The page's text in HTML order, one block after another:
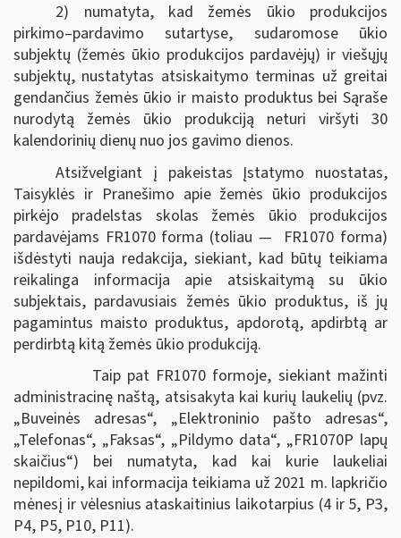
2) numatyta, kad žemės ūkio produkcijos
pirkimo–pardavimo sutartyse, sudaromose ūkio
subjektų (žemės ūkio produkcijos pardavėjų) ir viešųjų
subjektų, nustatytas atsiskaitymo terminas už greitai
gendančius žemės ūkio ir maisto produktus bei Sąraše
nurodytą žemės ūkio produkciją neturi viršyti 30
kalendorinių dienų nuo jos gavimo dienos.
Atsižvelgiant į pakeistas Įstatymo nuostatas,
Taisyklės ir Pranešimo apie žemės ūkio produkcijos
pirkėjo pradelstas skolas žemės ūkio produkcijos
pardavėjams FR1070 forma (toliau — FR1070 forma)
išdėstyti nauja redakcija, siekiant, kad būtų teikiama
reikalinga informacija apie atsiskaitymą su ūkio
subjektais, pardavusiais žemės ūkio produktus, iš jų
pagamintus maisto produktus, apdorotą, apdirbtą ar
perdirbtą kitą žemės ūkio produkciją.
Taip pat FR1070 formoje, siekiant mažinti
administracinę naštą, atsisakyta kai kurių laukelių (pvz.
„Buveinės adresas“, „Elektroninio pašto adresas“,
„Telefonas“, „Faksas“, „Pildymo data“, „FR1070P lapų
skaičius“) bei numatyta, kad kai kurie laukeliai
nepildomi, kai informacija teikiama už 2021 m. lapkričio
mėnesį ir vėlesnius ataskaitinius laikotarpius (4 ir 5, P3,
P4, P5, P10, P11).